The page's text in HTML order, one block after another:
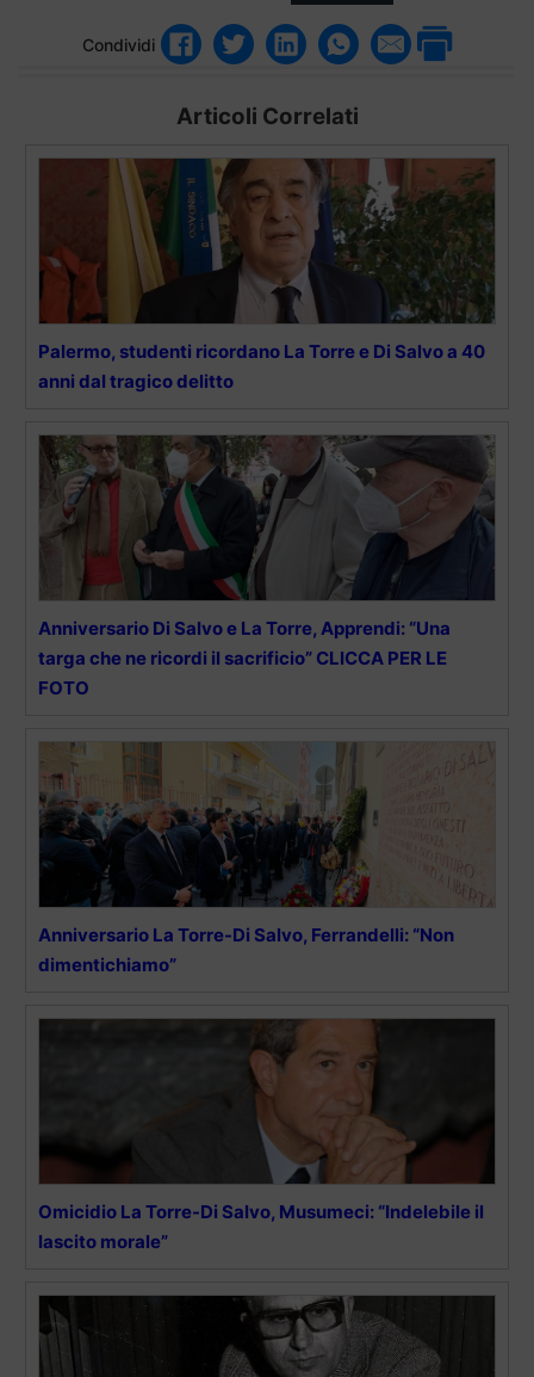
Condividi
Articoli Correlati
Palermo, studenti ricordano La Torre e Di Salvo a 40
anni dal tragico delitto
Anniversario Di Salvo e La Torre, Apprendi: “Una
targa che ne ricordi il sacrificio” CLICCA PER LE
FOTO
Anniversario La Torre-Di Salvo, Ferrandelli: “Non
dimentichiamo”
Omicidio La Torre-Di Salvo, Musumeci: “Indelebile il
lascito morale”